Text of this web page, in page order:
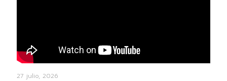
27 julio, 2026